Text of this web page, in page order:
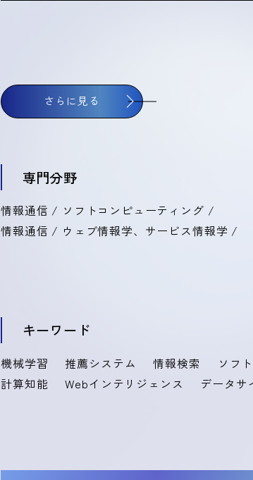
さらに見る
専門分野
情報通信 / ソフトコンピューティング /
情報通信 / ウェブ情報学、サービス情報学 /
キーワード
機械学習 推薦システム 情報検索
ソフ
計算知能
Webインテリジェンス データサ